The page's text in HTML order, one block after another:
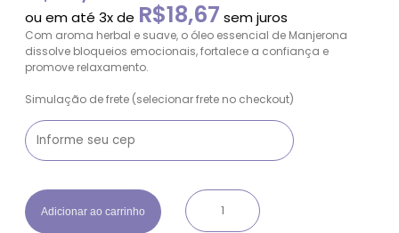
ou em até 3x de R$18,67 sem juros
Com aroma herbal e suave, o óleo essencial de Manjerona
dissolve bloqueios emocionais, fortalece a confiança e
promove relaxamento.
Simulação de frete
Ó
l
Adicionar ao carrinho